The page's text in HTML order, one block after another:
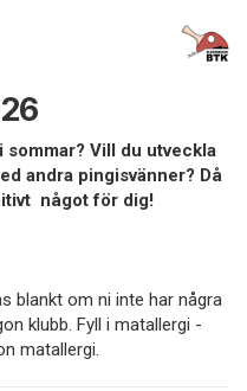
Vill du utveckla
andra pingisvänner? Då
något för dig!
blankt om ni inte har några
klubb. Fyll i matallergi -
matallergi.